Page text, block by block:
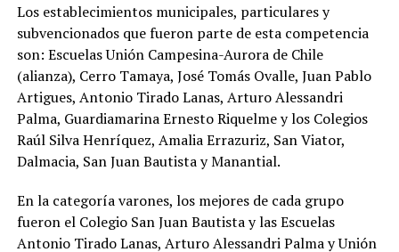
Los establecimientos municipales, particulares y
subvencionados que fueron parte de esta competencia
son: Escuelas Unión Campesina-Aurora de Chile
(alianza), Cerro Tamaya, José Tomás Ovalle, Juan Pablo
Artigues, Antonio Tirado Lanas, Arturo Alessandri
Palma, Guardiamarina Ernesto Riquelme y los Colegios
Raúl Silva Henríquez, Amalia Errazuriz, San Viator,
Dalmacia, San Juan Bautista y Manantial.
En la categoría varones, los mejores de cada grupo
fueron el Colegio San Juan Bautista y las Escuelas
Antonio Tirado Lanas, Arturo Alessandri Palma y Unión